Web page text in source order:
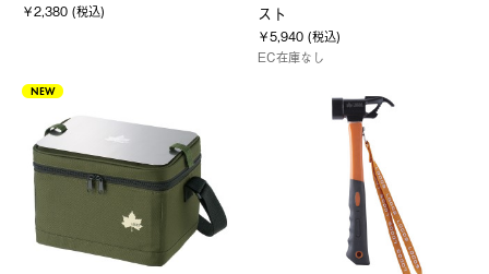
￥2,380 (税込)
スト
￥5,940 (税込)
EC在庫なし
NEW